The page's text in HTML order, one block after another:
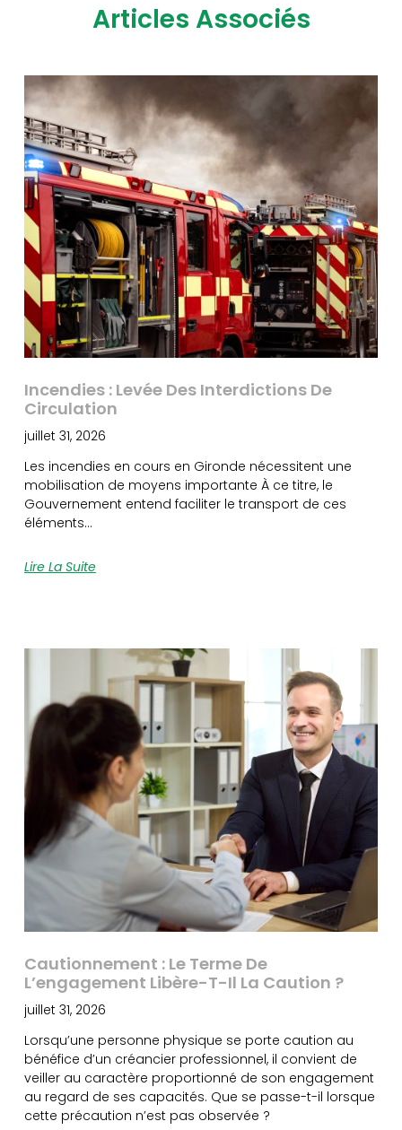
Articles Associés
Incendies : Levée Des Interdictions De
Circulation
juillet 31, 2026
Les incendies en cours en Gironde nécessitent une
mobilisation de moyens importante À ce titre, le
Gouvernement entend faciliter le transport de ces
éléments…
Lire La Suite
Cautionnement : Le Terme De
L’engagement Libère-T-Il La Caution ?
juillet 31, 2026
Lorsqu’une personne physique se porte caution au
bénéfice d’un créancier professionnel, il convient de
veiller au caractère proportionné de son engagement
au regard de ses capacités. Que se passe-t-il lorsque
cette précaution n’est pas observée ?